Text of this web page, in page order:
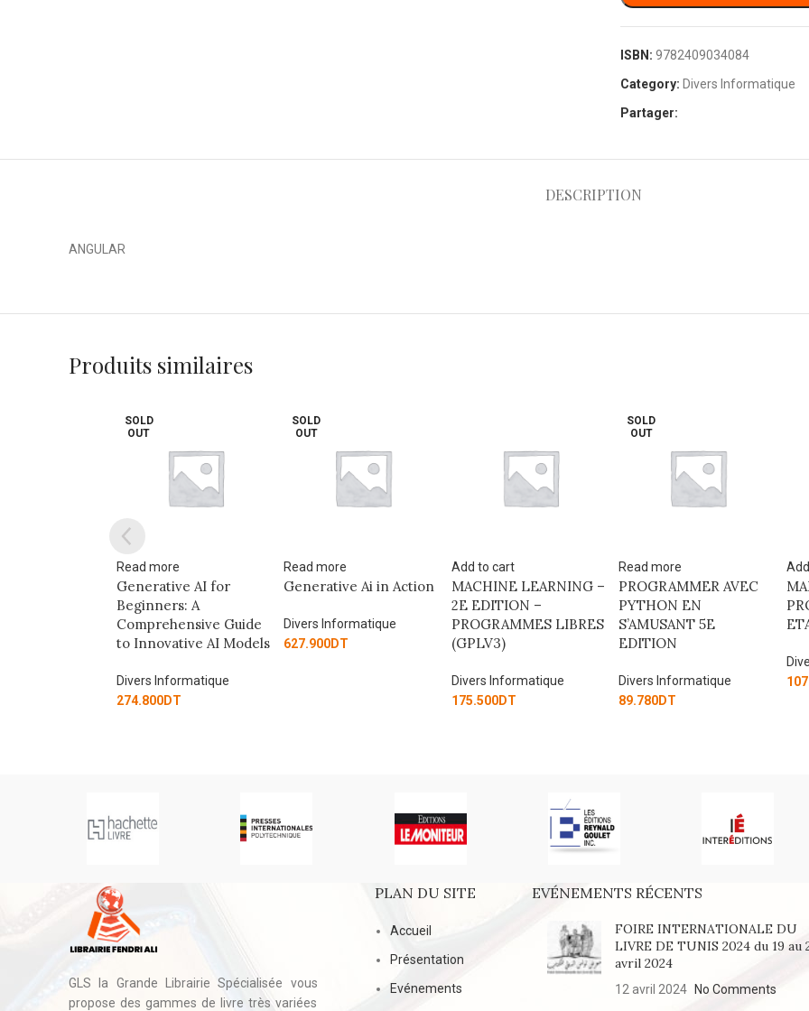
ISBN: 9782409034084
Category: Divers Informatique
Partager:
DESCRIPTION
ANGULAR
Produits similaires
SOLD
OUT
Read more
Generative Ai in Action
Divers Informatique
627.900DT
Add to cart
MACHINE LEARNING –
PROGRAMMES LIBRES
(GPLV3)
Read more
PROGRAMMER AVEC
PYTHON EN
S’AMUSANT 5E
EDITION
Divers Informatique
89.780DT
Add to cart
MAITRISER SON
PROJET SMSI EN 9
ETAPES
107.000DT
–
GLS la Grande Librairie Spécialisée vous
propose des gammes de livre très variées
PLAN DU SITE
Accueil
Présentation
Evénements
EVÉNEMENTS RÉCENTS
FOIRE INTERNATIONALE DU
LIVRE DE TUNIS 2024 du 19 au
avril 2024
12 avril 2024 No Comments